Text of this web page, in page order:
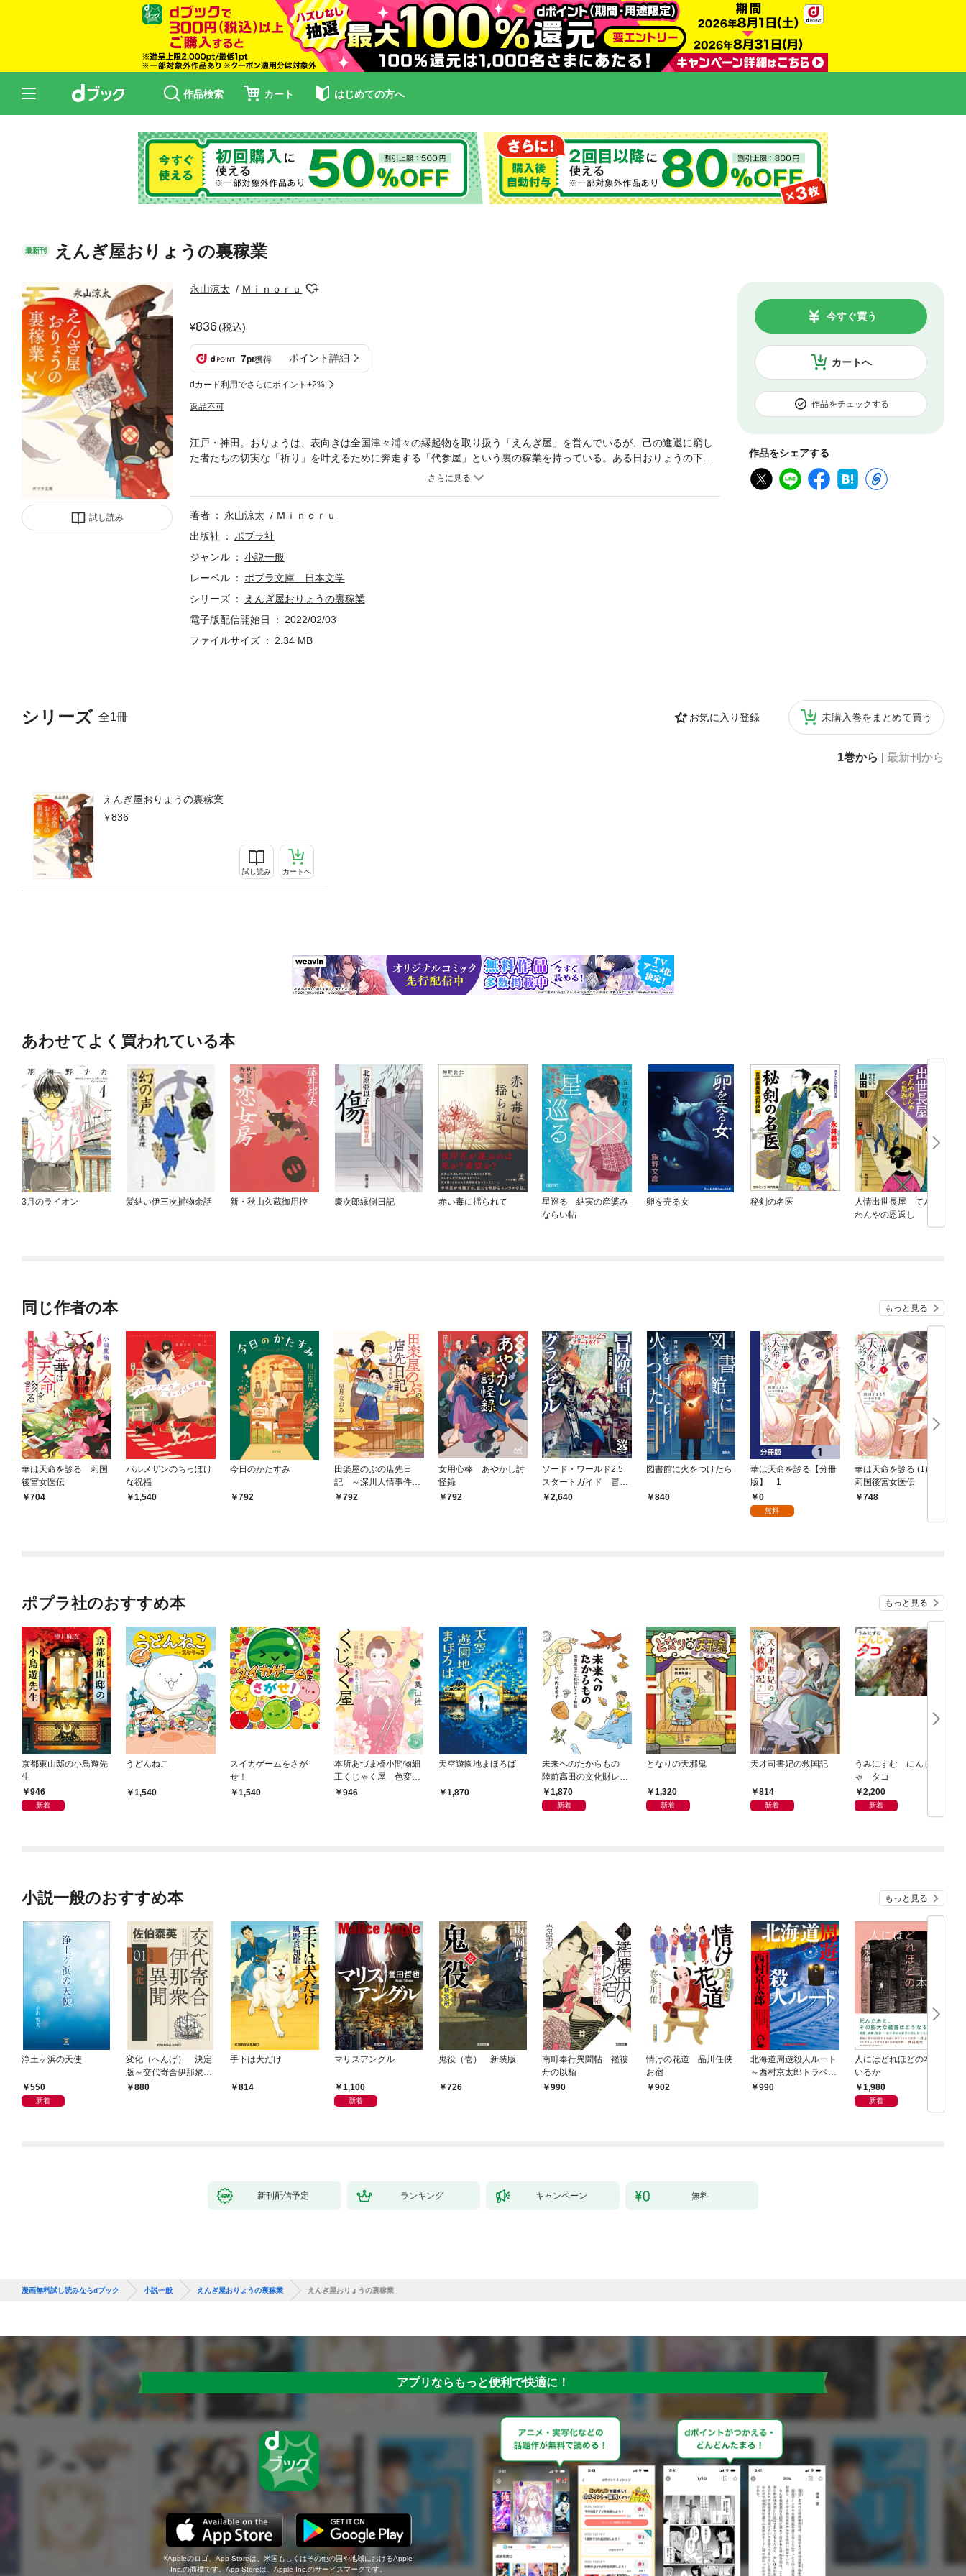
作品検索 カート はじめての方へ
最新刊 えんぎ屋おりょうの裏稼業
試し読み
永山涼太 Ｍｉｎｏｒｕ
836(税込)
7pt獲得 ポイント詳細
dカード利用でさらにポイント+2%
返品不可
カートへ
今すぐ買う
作品をチェックする
作品をシェアする
シリーズ 全1冊 お気に入り登録 未購入巻をまとめて買う
1巻から 最新刊から
えんぎ屋おりょうの裏稼業
836
試し読み カートへ
江戸・神田。おりょうは、表向きは全国津々浦々の縁起物を取り扱う「えんぎ屋」を営んでいるが、己の進退に窮し
た者たちの切実な「祈り」を叶えるために奔走する「代参屋」という裏の稼業を持っている。ある日おりょうの下に
「大一番の勝負断じて敗れたくなく候」と書かれた護符が届いた。依頼人は、なんと年若き女性だった……。
著者 永山涼太
Ｍｉｎｏｒｕ
出版社
ポプラ社
ジャンル
小説一般
レーベル
ポプラ文庫 日本文学
シリーズ
えんぎ屋おりょうの裏稼業
電子版配信開始日
2022/02/03
ファイルサイズ
2.34 MB
あわせてよく買われている本
3月のライオン 髪結い伊三次捕物余話 新・秋山久蔵御用控 慶次郎縁側日記 赤い毒に揺られて
星巡る 結実の産婆み
ならい帖
卵を売る女 秘剣の名医
人情出世長屋 てんや
わんやの恩返し
同じ作者の本 もっと見る
華は天命を診る 莉国
後宮女医伝
704
パルメザンのちっぽけ
な祝福
1,540
今日のかたすみ
792
田楽屋のぶの店先日
記 ～深川人情事件帖
～792
女用心棒 あやかし討
怪録
792
ソード・ワールド2.5
スタートガイド 冒険
の国グランゼール
2,640
図書館に火をつけたら
840
華は天命を診る【分冊
版】 1
0
無料
華は天命を診る (1)
莉国後宮女医伝
748
ポプラ社のおすすめ本 もっと見る
京都東山邸の小鳥遊先
生
946
新着
うどんねこ
1,540
スイカゲームをさが
せ！
1,540
本所あづま橋小間物細
工くじゃく屋 色変わ
りの石
946
天空遊園地まほろば
1,870
未来へのたからもの
陸前高田の文化財レス
キュー物語
1,870
新着
となりの天邪鬼
1,320
新着
天才司書妃の救国記
814
新着
うみにすむ にんじ
ゃ タコ
2,200
新着
小説一般のおすすめ本 もっと見る
浄土ヶ浜の天使
550
新着
変化（へんげ） 決定
版～交代寄合伊那衆異
聞（1）～
880
手下は犬だけ
814
マリスアングル
1,100
新着
鬼役（壱） 新装版
726
南町奉行異聞帖 襤褸
舟の以栢
990
情けの花道 品川任侠
お宿
902
北海道周遊殺人ルート
～西村京太郎トラベル
ミステリー・セレクシ
990
人にはどれほどの本が
いるか
1,980
新着
新刊配信予定 ランキング キャンペーン 無料
漫画無料試し読みならdブック 小説一般 えんぎ屋おりょうの裏稼業 えんぎ屋おりょうの裏稼業
アプリならもっと便利で快適に！
Appleのロゴ、App Storeは、米国もしくはその他の国や地域におけるApple
Inc.の商標です。App Storeは、Apple Inc.のサービスマークです。